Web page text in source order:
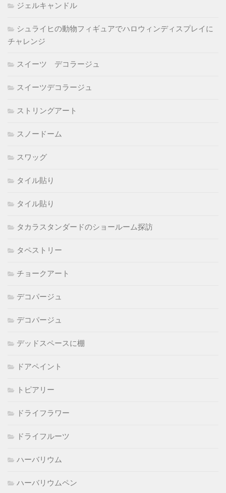
ジェルキャンドル
シュライヒの動物フィギュアでハロウィンディスプレイに
チャレンジ
スイーツ デコラージュ
スイーツデコラージュ
ストリングアート
スノードーム
スワッグ
タイル貼り
タイル貼り
タカラスタンダードのショールーム探訪
タペストリー
チョークアート
デコパージュ
デコパージュ
デッドスペースに棚
ドアペイント
トピアリー
ドライフラワー
ドライフルーツ
ハーバリウム
ハーバリウムペン